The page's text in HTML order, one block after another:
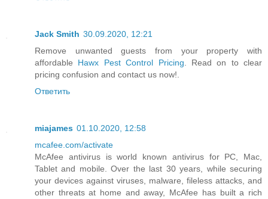
Jack Smith 30.09.2020, 12:21
Remove unwanted guests from your property with
affordable Hawx Pest Control Pricing. Read on to clear
pricing confusion and contact us now!.
Ответить
miajames 01.10.2020, 12:58
mcafee.com/activate
McAfee antivirus is world known antivirus for PC, Mac,
Tablet and mobile. Over the last 30 years, while securing
your devices against viruses, malware, fileless attacks, and
other threats at home and away, McAfee has built a rich